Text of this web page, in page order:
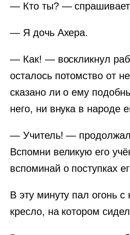
— Кто ты? —
— Я дочь Ахера.
— Как! — воскликнул
осталось потомство от
сказано ли о ему
него, ни внука в народе
— Учитель! —
Вспомни великую его
вспоминай о поступках
В эту минуту пал огонь
кресло, на котором